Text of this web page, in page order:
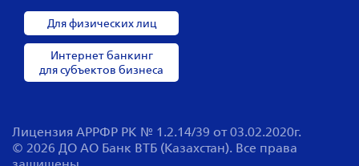
Для физических лиц
Интернет банкинг
для субъектов бизнеса
Лицензия АРРФР РК № 1.2.14/39 от 03.02.2020г.
© 2026 ДО АО Банк ВТБ (Казахстан). Все права